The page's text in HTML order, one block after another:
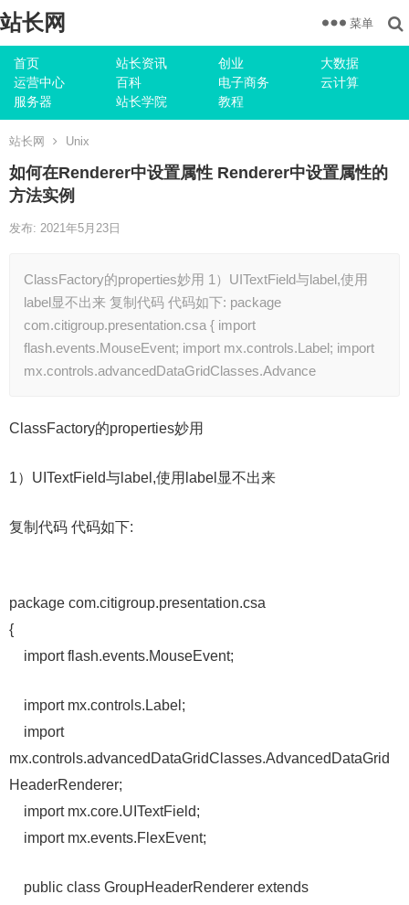
站长网
首页 站长资讯 创业
大数据
运营中心
百科 电子商务
云计算
服务器
站长学院 教程
菜单
站长网 Unix
如何在Renderer中设置属性 Renderer中设置属性的
方法实例
发布: 2021年5月23日
ClassFactory的properties妙用 1）UITextField与label,使用
label显不出来 复制代码 代码如下: package
com.citigroup.presentation.csa { import
flash.events.MouseEvent; import mx.controls.Label; import
mx.controls.advancedDataGridClasses.Advance
ClassFactory的properties妙用
1）UITextField与label,使用label显不出来
复制代码 代码如下:
package com.citigroup.presentation.csa
{
import flash.events.MouseEvent;
import mx.controls.Label;
import
mx.controls.advancedDataGridClasses.AdvancedDataGrid
HeaderRenderer;
import mx.core.UITextField;
import mx.events.FlexEvent;
public class GroupHeaderRenderer extends